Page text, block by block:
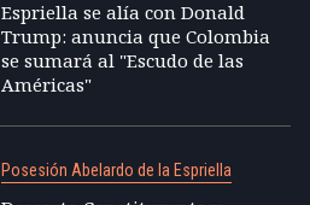
Espriella se alía con Donald
Trump: anuncia que Colombia
se sumará al "Escudo de las
Américas"
Posesión Abelardo de la Espriella